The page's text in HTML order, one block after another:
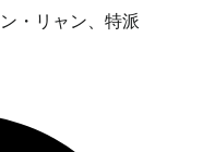
・リャン、特派